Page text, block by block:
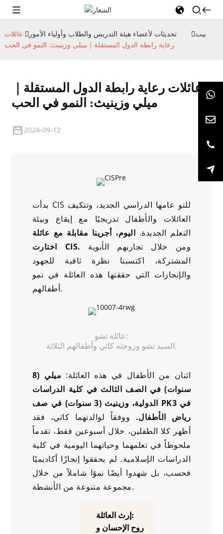
بيت تحديثات لأعضاء هيئة التدريس والطلاب وأولياء الأمور
عائلات
رعاية رابطة الدول المستقلة｜ميلي وزينيث: النمو في الحب
عائلات رعاية رابطة الدول المستقلة｜
ميلي وزينيث: النمو في الحب
2024-09-12
بدأت CIS للتو عامها الدراسي الجديد، وتتكيف
العائلات والأطفال تدريجيًا مع إيقاع وبيئة
التعلم الجديدة. اليوم، أجرينا مقابلة مع عائلة
اختارت CIS. ومن خلال تجاربهم الأبوية
المشتركة، اكتسبنا نظرة ثاقبة للجهود
والإنجازات التي حققتها هذه العائلة في نمو
أطفالهم.
عائلة تشو:
السيد تشو وزوجته كاثي وأطفالهم الثلاثة.
اثنان من الأطفال في هذه العائلة:
ميلي (8
سنوات) في الصف الثالث في كلية الدراسات
الدولية، وزينيث (3 سنوات) في صف PK3 في
رياض الأطفال. ووفقاً لوالدتهما كاثي، فقد
أظهر كلا الطفلين، خلال أسبوعين فقط، تقدماً
ملحوظاً في تعلمهما وحياتهما اليومية في كلية
الدراسات الإسلامية. لم يحققوا إنجازًا أكاديميًا
فحسب، بل شهدوا أيضًا نموًا شاملاً من خلال
مجموعة متنوعة من الأنشطة.
إرث العائلة:
روح الإحسان و